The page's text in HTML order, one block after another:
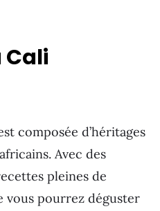
Cali
composée d’héritages
Avec des
pleines de
vous pourrez déguster